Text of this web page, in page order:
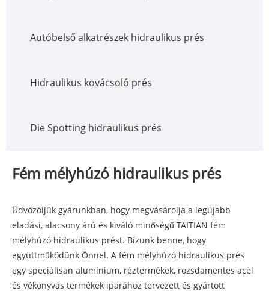
Autóbelső alkatrészek hidraulikus prés
Hidraulikus kovácsoló prés
Die Spotting hidraulikus prés
Fém mélyhúzó hidraulikus prés
Üdvözöljük gyárunkban, hogy megvásárolja a legújabb
eladási, alacsony árú és kiváló minőségű TAITIAN fém
mélyhúzó hidraulikus prést. Bízunk benne, hogy
együttműködünk Önnel. A fém mélyhúzó hidraulikus prés
egy speciálisan alumínium, réztermékek, rozsdamentes acél
és vékonyvas termékek iparához tervezett és gyártott